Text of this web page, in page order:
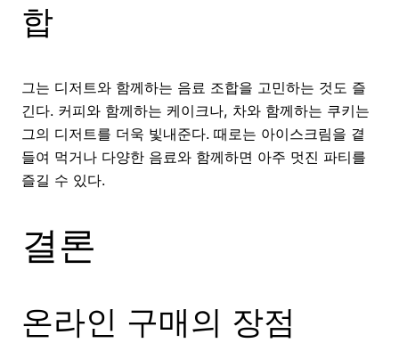
합
그는 디저트와 함께하는 음료 조합을 고민하는 것도 즐
긴다. 커피와 함께하는 케이크나, 차와 함께하는 쿠키는
그의 디저트를 더욱 빛내준다. 때로는 아이스크림을 곁
들여 먹거나 다양한 음료와 함께하면 아주 멋진 파티를
즐길 수 있다.
결론
온라인 구매의 장점